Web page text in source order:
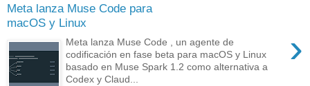
Meta lanza Muse Code para
macOS y Linux
›
Meta lanza Muse Code , un agente de
codificación en fase beta para macOS y Linux
basado en Muse Spark 1.2 como alternativa a
Codex y Claud...